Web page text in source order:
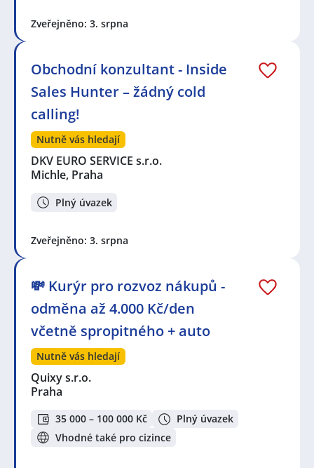
Zveřejněno: 3. srpna
Obchodní konzultant - Inside
Sales Hunter – žádný cold
calling!
Nutně vás hledají
DKV EURO SERVICE s.r.o.
Michle, Praha
Plný úvazek
Zveřejněno: 3. srpna
💸 Kurýr pro rozvoz nákupů -
odměna až 4.000 Kč/den
včetně spropitného + auto
Nutně vás hledají
Quixy s.r.o.
Praha
35 000 – 100 000 Kč
Plný úvazek
Vhodné také pro cizince